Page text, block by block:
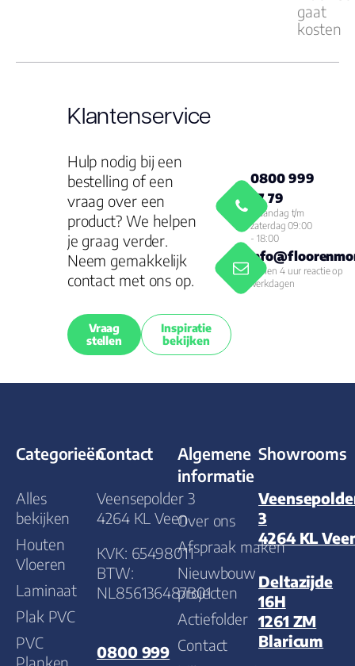
gaat
kosten
Klantenservice
Hulp nodig bij een
bestelling of een
vraag over een
product? We helpen
je graag verder.
Neem gemakkelijk
contact met ons op.
Vraag
stellen
Inspiratie
bekijken
0800 999
77 79
Maandag t/m
zaterdag 09:00
- 18:00
Binnen 4 uur reactie op
werkdagen
Categorieën
Alles
bekijken
Houten
Vloeren
Laminaat
Plak PVC
PVC
Contact
Veensepolder 3
4264 KL Veen
KVK: 65498011
BTW:
NL856136487B01
0800 999
Algemene
informatie
Over ons
Afspraak maken
Nieuwbouw
projecten
Actiefolder
Contact
Showrooms
3
4264 KL
Deltazijde
16H
1261 ZM
Blaricum